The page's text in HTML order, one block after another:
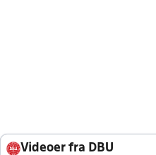
Videoer fra DBU